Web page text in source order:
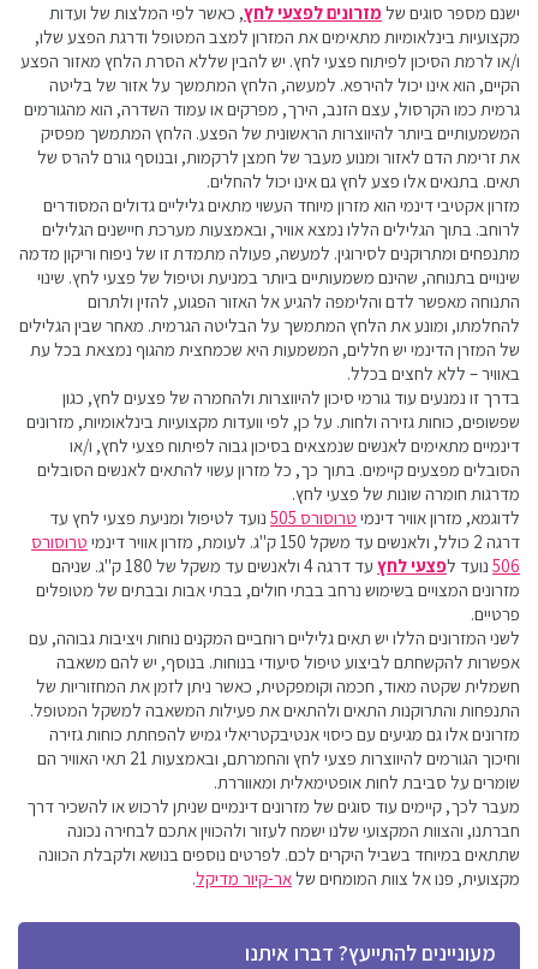
מעוניינים להתייעץ? דברו איתנו
ישנם מספר סוגים של מזרונים לפצעי לחץ, כאשר לפי המלצות של ועדות
מקצועיות בינלאומיות מתאימים את המזרון למצב המטופל ודרגת הפצע שלו,
ו/או לרמת הסיכון לפיתוח פצעי לחץ. יש להבין שללא הסרת הלחץ מאזור הפצע
הקיים, הוא אינו יכול להירפא. למעשה, הלחץ המתמשך על אזור של בליטה
גרמית כמו הקרסול, עצם הזנב, הירך, מפרקים או עמוד השדרה, הוא מהגורמים
המשמעותיים ביותר להיווצרות הראשונית של הפצע. הלחץ המתמשך מפסיק
את זרימת הדם לאזור ומנוע מעבר של חמצן לרקמות, ובנוסף גורם להרס של
תאים. בתנאים אלו פצע לחץ גם אינו יכול להחלים.
מזרון אקטיבי דינמי הוא מזרון מיוחד העשוי מתאים גליליים גדולים המסודרים
לרוחב. בתוך הגלילים הללו נמצא אוויר, ובאמצעות מערכת חיישנים הגלילים
מתנפחים ומתרוקנים לסירוגין. למעשה, פעולה מתמדת זו של ניפוח וריקון מדמה
שינויים בתנוחה, שהינם משמעותיים ביותר במניעת וטיפול של פצעי לחץ. שינוי
התנוחה מאפשר לדם והלימפה להגיע אל האזור הפגוע, להזין ולתרום
להחלמתו, ומונע את הלחץ המתמשך על הבליטה הגרמית. מאחר שבין הגלילים
של המזרן הדינמי יש חללים, המשמעות היא שכמחצית מהגוף נמצאת בכל עת
באוויר – ללא לחצים בכלל.
בדרך זו נמנעים עוד גורמי סיכון להיווצרות ולהחמרה של פצעים לחץ, כגון
שפשופים, כוחות גזירה ולחות. על כן, לפי וועדות מקצועיות בינלאומיות, מזרונים
דינמיים מתאימים לאנשים שנמצאים בסיכון גבוה לפיתוח פצעי לחץ, ו/או
הסובלים מפצעים קיימים. בתוך כך, כל מזרון עשוי להתאים לאנשים הסובלים
מדרגות חומרה שונות של פצעי לחץ.
לדוגמא, מזרון אוויר דינמי טרוסורס 505
נועד לטיפול ומניעת פצעי לחץ עד
דרגה 2 כולל, ולאנשים עד משקל 150 ק"ג. לעומת, מזרון אוויר דינמי
טרוסורס
506 נועד לפצעי לחץ
עד דרגה 4 ולאנשים עד משקל של 180 ק"ג. שניהם
מזרונים המצויים בשימוש נרחב בבתי חולים, בבתי אבות ובבתים של מטופלים
פרטיים.
לשני המזרונים הללו יש תאים גליליים רוחביים המקנים נוחות ויציבות גבוהה, עם
אפשרות להקשחתם לביצוע טיפול סיעודי בנוחות. בנוסף, יש להם משאבה
חשמלית שקטה מאוד, חכמה וקומפקטית, כאשר ניתן לזמן את המחזוריות של
התנפחות והתרוקנות התאים ולהתאים את פעילות המשאבה למשקל המטופל.
מזרונים אלו גם מגיעים עם כיסוי אנטיבקטריאלי גמיש להפחתת כוחות גזירה
וחיכוך הגורמים להיווצרות פצעי לחץ והחמרתם, ובאמצעות 21 תאי האוויר הם
שומרים על סביבת לחות אופטימאלית ומאווררת.
מעבר לכך, קיימים עוד סוגים של מזרונים דינמיים שניתן לרכוש או להשכיר דרך
חברתנו, והצוות המקצועי שלנו ישמח לעזור ולהכווין אתכם לבחירה נכונה
שתתאים במיוחד בשביל היקרים לכם. לפרטים נוספים בנושא ולקבלת הכוונה
מקצועית, פנו אל צוות המומחים שלאר-קיור מדיקל.